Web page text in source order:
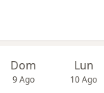
Dom
9 Ago
Lun
10 Ago